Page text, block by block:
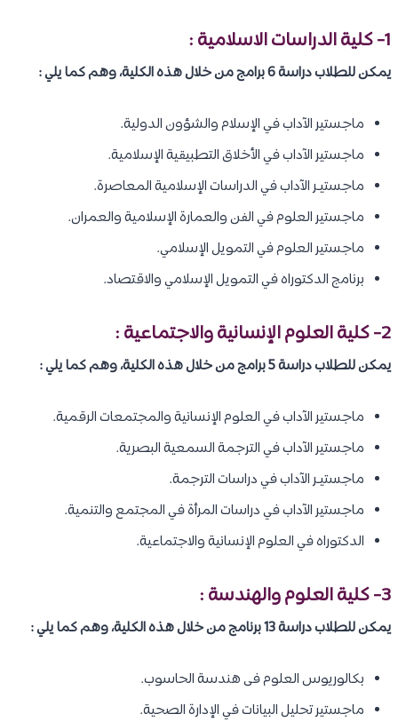
1- كلية الدراسات الاسلامية :
يمكن للطلاب دراسة 6 برامج من خلال هذه الكلية، وهم كما يلي :
ماجستير الآداب في الإسلام والشؤون الدولية.
ماجستير الآداب في الأخلاق التطبيقية الإسلامية.
ماجستيـر الآداب في الدراسات الإسلامية المعاصرة.
ماجستير العلوم في الفن والعمارة الإسلامية والعمران.
ماجستير العلوم في التمويل الإسلامي.
برنامج الدكتوراه في التمويل الإسلامي والاقتصاد.
2- كلية العلوم الإنسانية والاجتماعية :
يمكن للطلاب دراسة 5 برامج من خلال هذه الكلية، وهم كما يلي :
ماجستير الآداب في العلوم الإنسانية والمجتمعات الرقمية.
ماجستير الآداب في الترجمة السمعية البصرية.
ماجستيـر الآداب في دراسات الترجمة.
ماجستير الآداب في دراسات المرأة في المجتمع والتنمية.
الدكتوراه في العلوم الإنسانية والاجتماعية.
3- كلية العلوم والهندسة :
يمكن للطلاب دراسة 13 برنامج من خلال هذه الكلية، وهم كما يلي :
بكالوريوس العلوم فى هندسة الحاسوب.
ماجستير تحليل البيانات في الإدارة الصحية.